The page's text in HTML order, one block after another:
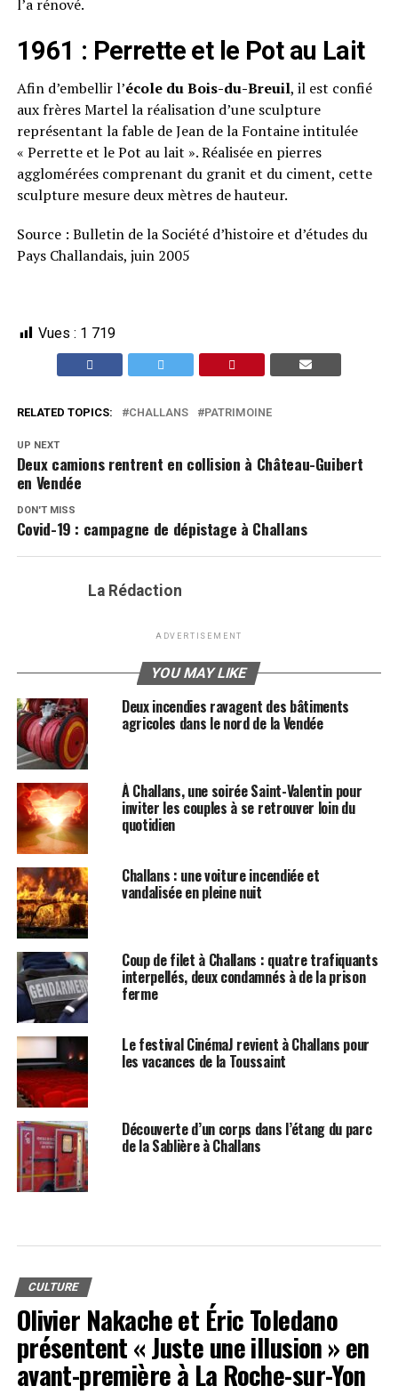
l’a rénové.
1961 : Perrette et le Pot au Lait
Afin d’embellir l’école du Bois-du-Breuil, il est confié
aux frères Martel la réalisation d’une sculpture
représentant la fable de Jean de la Fontaine intitulée
« Perrette et le Pot au lait ». Réalisée en pierres
agglomérées comprenant du granit et du ciment, cette
sculpture mesure deux mètres de hauteur.
Source : Bulletin de la Société d’histoire et d’études du
Pays Challandais, juin 2005
Vues : 1 719
RELATED TOPICS: CHALLANS PATRIMOINE
UP NEXT
Deux camions rentrent en collision à Château-Guibert
en Vendée
DON'T MISS
Covid-19 : campagne de dépistage à Challans
La Rédaction
ADVERTISEMENT
YOU MAY LIKE
Deux incendies ravagent des bâtiments
agricoles dans le nord de la Vendée
À Challans, une soirée Saint-Valentin pour
inviter les couples à se retrouver loin du
quotidien
Challans : une voiture incendiée et
vandalisée en pleine nuit
Coup de filet à Challans : quatre trafiquants
interpellés, deux condamnés à de la prison
ferme
Le festival CinémaJ revient à Challans pour
les vacances de la Toussaint
Découverte d’un corps dans l’étang du parc
de la Sablière à Challans
CULTURE
Olivier Nakache et Éric Toledano
présentent « Juste une illusion » en
avant-première à La Roche-sur-Yon